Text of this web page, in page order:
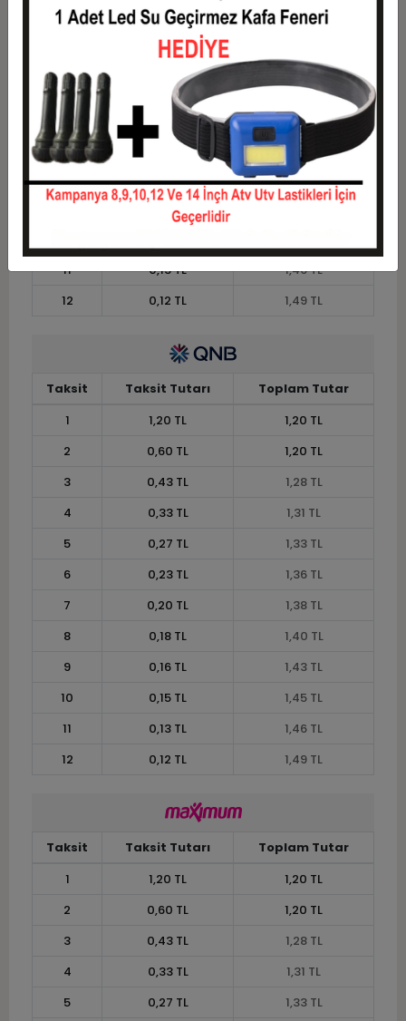
3
0,43 TL
1,28 TL
0,33 TL
5
0,27 TL
1,33 TL
6
0,23 TL
1,36 TL
7
0,20 TL
1,38 TL
8
0,18 TL
1,40 TL
0,16 TL
11
0,13 TL
1,46 TL
12
0,12 TL 1,49 TL
Taksit Taksit Tutarı
Toplam Tutar
1
1,20 TL
1,20 TL
2
0,60 TL
1,20 TL
3
0,43 TL
1,28 TL
4
0,33 TL
1,31 TL
5
0,27 TL
1,33 TL
6
0,23 TL
1,36 TL
7
0,20 TL
1,38 TL
8
0,18 TL
1,40 TL
9
0,16 TL
1,43 TL
10
0,15 TL
1,45 TL
11
0,13 TL
1,46 TL
12
0,12 TL 1,49 TL
Taksit Taksit Tutarı
Toplam Tutar
1
1,20 TL
1,20 TL
2
0,60 TL
1,20 TL
3
0,43 TL
1,28 TL
4
0,33 TL
1,31 TL
5
0,27 TL 1,33 TL